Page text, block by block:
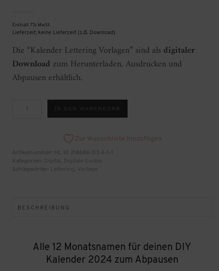
Enthält 7% MwSt.
Lieferzeit: keine Lieferzeit (z.B. Download)
Die “Kalender Lettering Vorlagen” sind alsdigitaler
Download zum Herunterladen, Ausdrucken und
Abpausen erhältlich.
Lettering
IN DEN WARENKORB
Zur Wunschliste hinzufügen
Artikelnummer: HL 10 218686-03 4-1-1
Kategorien:
,
Schlagwörter:
,
BESCHREIBUNG
Alle 12 Monatsnamen für deinen DIY
Kalender 2024 zum Abpausen